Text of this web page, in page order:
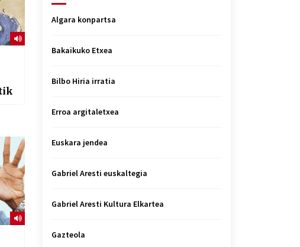
Algara konpartsa
Bakaikuko Etxea
Bilbo Hiria irratia
Erroa argitaletxea
Euskara jendea
Gabriel Aresti euskaltegia
Gabriel Aresti Kultura Elkartea
Gazteola